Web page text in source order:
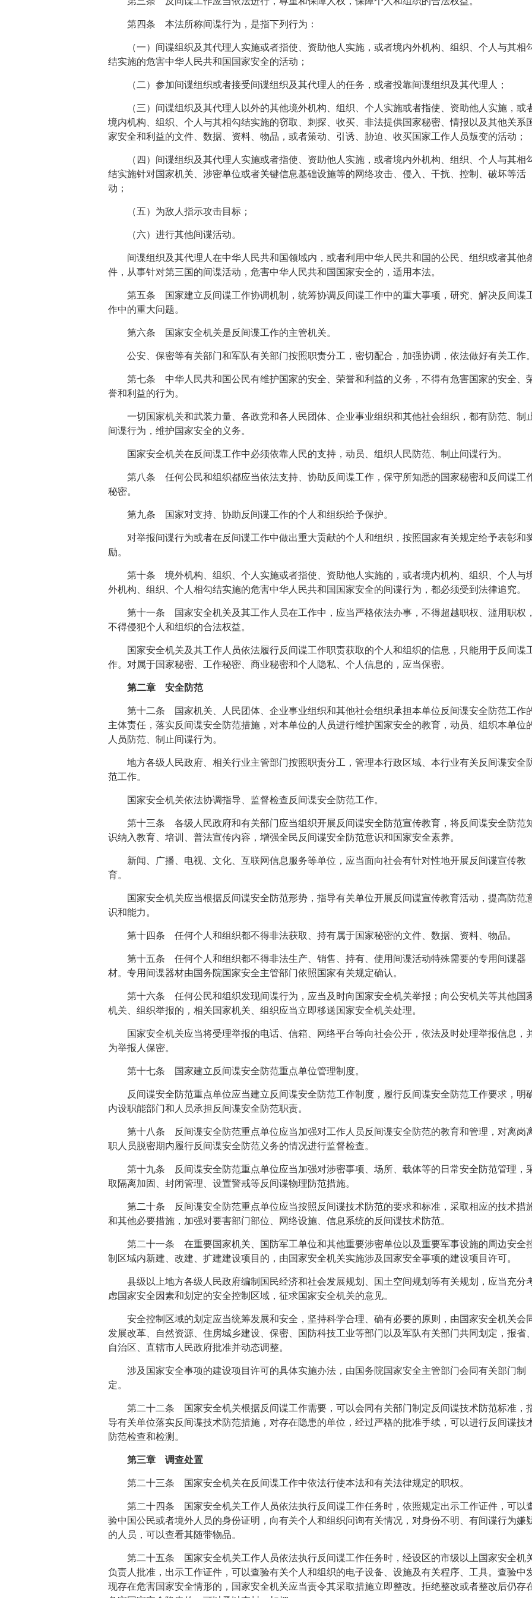
第四条 本法所称间谍行为，是指下列行为：
（一）间谍组织及其代理人实施或者指使、资助他人实施，或者境内外机构、组织、个人与其相
结实施的危害中华人民共和国国家安全的活动；
（二）参加间谍组织或者接受间谍组织及其代理人的任务，或者投靠间谍组织及其代理人；
（三）间谍组织及其代理人以外的其他境外机构、组织、个人实施或者指使、资助他人实施，或
境内机构、组织、个人与其相勾结实施的窃取、刺探、收买、非法提供国家秘密、情报以及其他关系
家安全和利益的文件、数据、资料、物品，或者策动、引诱、胁迫、收买国家工作人员叛变的活动；
（四）间谍组织及其代理人实施或者指使、资助他人实施，或者境内外机构、组织、个人与其相
结实施针对国家机关、涉密单位或者关键信息基础设施等的网络攻击、侵入、干扰、控制、破坏等活
动；
（五）为敌人指示攻击目标；
（六）进行其他间谍活动。
间谍组织及其代理人在中华人民共和国领域内，或者利用中华人民共和国的公民、组织或者其他
件，从事针对第三国的间谍活动，危害中华人民共和国国家安全的，适用本法。
第五条 国家建立反间谍工作协调机制，统筹协调反间谍工作中的重大事项，研究、解决反间谍
作中的重大问题。
第六条 国家安全机关是反间谍工作的主管机关。
公安、保密等有关部门和军队有关部门按照职责分工，密切配合，加强协调，依法做好有关工作。
第七条 中华人民共和国公民有维护国家的安全、荣誉和利益的义务，不得有危害国家的安全、
誉和利益的行为。
一切国家机关和武装力量、各政党和各人民团体、企业事业组织和其他社会组织，都有防范、制
间谍行为，维护国家安全的义务。
国家安全机关在反间谍工作中必须依靠人民的支持，动员、组织人民防范、制止间谍行为。
第八条 任何公民和组织都应当依法支持、协助反间谍工作，保守所知悉的国家秘密和反间谍工
秘密。
第九条 国家对支持、协助反间谍工作的个人和组织给予保护。
对举报间谍行为或者在反间谍工作中做出重大贡献的个人和组织，按照国家有关规定给予表彰和
励。
第十条 境外机构、组织、个人实施或者指使、资助他人实施的，或者境内机构、组织、个人与
外机构、组织、个人相勾结实施的危害中华人民共和国国家安全的间谍行为，都必须受到法律追究。
第十一条 国家安全机关及其工作人员在工作中，应当严格依法办事，不得超越职权、滥用职权，
不得侵犯个人和组织的合法权益。
国家安全机关及其工作人员依法履行反间谍工作职责获取的个人和组织的信息，只能用于反间谍
作。对属于国家秘密、工作秘密、商业秘密和个人隐私、个人信息的，应当保密。
第二章 安全防范
第十二条 国家机关、人民团体、企业事业组织和其他社会组织承担本单位反间谍安全防范工作
主体责任，落实反间谍安全防范措施，对本单位的人员进行维护国家安全的教育，动员、组织本单位
人员防范、制止间谍行为。
地方各级人民政府、相关行业主管部门按照职责分工，管理本行政区域、本行业有关反间谍安全
范工作。
国家安全机关依法协调指导、监督检查反间谍安全防范工作。
第十三条 各级人民政府和有关部门应当组织开展反间谍安全防范宣传教育，将反间谍安全防范
识纳入教育、培训、普法宣传内容，增强全民反间谍安全防范意识和国家安全素养。
新闻、广播、电视、文化、互联网信息服务等单位，应当面向社会有针对性地开展反间谍宣传教
育。
国家安全机关应当根据反间谍安全防范形势，指导有关单位开展反间谍宣传教育活动，提高防范
识和能力。
第十四条 任何个人和组织都不得非法获取、持有属于国家秘密的文件、数据、资料、物品。
第十五条 任何个人和组织都不得非法生产、销售、持有、使用间谍活动特殊需要的专用间谍器
材。专用间谍器材由国务院国家安全主管部门依照国家有关规定确认。
第十六条 任何公民和组织发现间谍行为，应当及时向国家安全机关举报；向公安机关等其他国
机关、组织举报的，相关国家机关、组织应当立即移送国家安全机关处理。
国家安全机关应当将受理举报的电话、信箱、网络平台等向社会公开，依法及时处理举报信息，
为举报人保密。
第十七条 国家建立反间谍安全防范重点单位管理制度。
反间谍安全防范重点单位应当建立反间谍安全防范工作制度，履行反间谍安全防范工作要求，明
内设职能部门和人员承担反间谍安全防范职责。
第十八条 反间谍安全防范重点单位应当加强对工作人员反间谍安全防范的教育和管理，对离岗
职人员脱密期内履行反间谍安全防范义务的情况进行监督检查。
第十九条 反间谍安全防范重点单位应当加强对涉密事项、场所、载体等的日常安全防范管理，
取隔离加固、封闭管理、设置警戒等反间谍物理防范措施。
第二十条 反间谍安全防范重点单位应当按照反间谍技术防范的要求和标准，采取相应的技术措
和其他必要措施，加强对要害部门部位、网络设施、信息系统的反间谍技术防范。
第二十一条 在重要国家机关、国防军工单位和其他重要涉密单位以及重要军事设施的周边安全
制区域内新建、改建、扩建建设项目的，由国家安全机关实施涉及国家安全事项的建设项目许可。
县级以上地方各级人民政府编制国民经济和社会发展规划、国土空间规划等有关规划，应当充分
虑国家安全因素和划定的安全控制区域，征求国家安全机关的意见。
安全控制区域的划定应当统筹发展和安全，坚持科学合理、确有必要的原则，由国家安全机关会
发展改革、自然资源、住房城乡建设、保密、国防科技工业等部门以及军队有关部门共同划定，报省、
自治区、直辖市人民政府批准并动态调整。
涉及国家安全事项的建设项目许可的具体实施办法，由国务院国家安全主管部门会同有关部门制
定。
第二十二条 国家安全机关根据反间谍工作需要，可以会同有关部门制定反间谍技术防范标准，
导有关单位落实反间谍技术防范措施，对存在隐患的单位，经过严格的批准手续，可以进行反间谍技
防范检查和检测。
第三章 调查处置
第二十三条 国家安全机关在反间谍工作中依法行使本法和有关法律规定的职权。
第二十四条 国家安全机关工作人员依法执行反间谍工作任务时，依照规定出示工作证件，可以
验中国公民或者境外人员的身份证明，向有关个人和组织问询有关情况，对身份不明、有间谍行为嫌
的人员，可以查看其随带物品。
第二十五条 国家安全机关工作人员依法执行反间谍工作任务时，经设区的市级以上国家安全机
负责人批准，出示工作证件，可以查验有关个人和组织的电子设备、设施及有关程序、工具。查验中
现存在危害国家安全情形的，国家安全机关应当责令其采取措施立即整改。拒绝整改或者整改后仍存